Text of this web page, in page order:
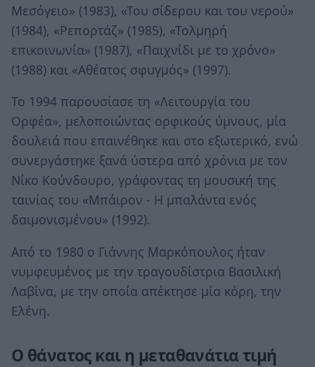
Μεσόγειο» (1983), «Του σίδερου και του νερού»
(1984), «Ρεπορτάζ» (1985), «Τολμηρή
επικοινωνία» (1987), «Παιχνίδι με το χρόνο»
(1988) και «Αθέατος σφυγμός» (1997).
Το 1994 παρουσίασε τη «Λειτουργία του
Ορφέα», μελοποιώντας ορφικούς ύμνους, μία
δουλειά που επαινέθηκε και στο εξωτερικό, ενώ
συνεργάστηκε ξανά ύστερα από χρόνια με τον
Νίκο Κούνδουρο, γράφοντας τη μουσική της
ταινίας του «Μπάιρον - Η μπαλάντα ενός
δαιμονισμένου» (1992).
Από το 1980 ο Γιάννης Μαρκόπουλος ήταν
νυμφευμένος με την τραγουδίστρια Βασιλική
Λαβίνα, με την οποία απέκτησε μία κόρη, την
Ελένη.
Ο θάνατος και η μεταθανάτια τιμή